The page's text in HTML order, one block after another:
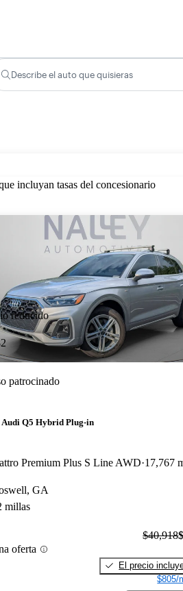
Describe el auto que quisieras
incluyan tasas del concesionario
Aviso
reducido
patrocinado
Audi Q5 Hybrid Plug-in
Premium Plus S Line AWD 17,767
GA
millas
oferta
$40,918
El precio
$805/